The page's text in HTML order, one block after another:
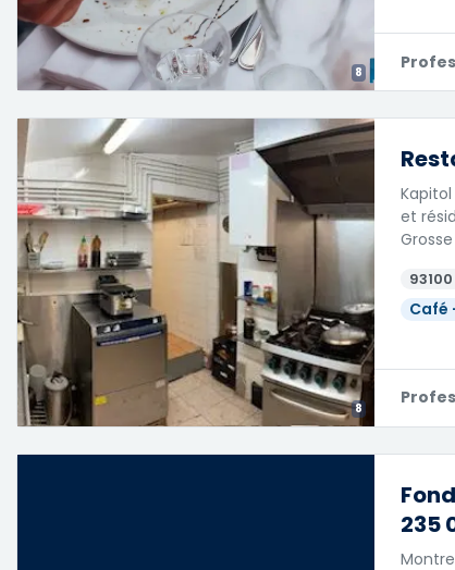
8
8
et
Café
235